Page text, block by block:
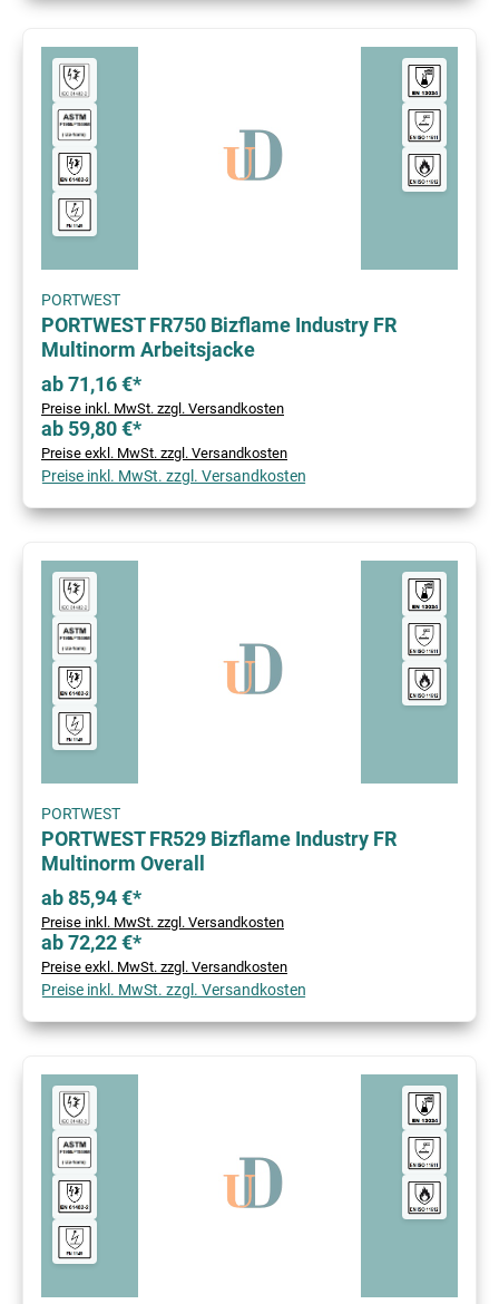
PORTWEST
PORTWEST FR750 Bizflame Industry FR
Multinorm Arbeitsjacke
ab 71,16 €*
Preise inkl. MwSt. zzgl. Versandkosten
ab 59,80 €*
Preise exkl. MwSt. zzgl. Versandkosten
Preise inkl. MwSt. zzgl. Versandkosten
PORTWEST
PORTWEST FR529 Bizflame Industry FR
Multinorm Overall
ab 85,94 €*
Preise inkl. MwSt. zzgl. Versandkosten
ab 72,22 €*
Preise exkl. MwSt. zzgl. Versandkosten
Preise inkl. MwSt. zzgl. Versandkosten